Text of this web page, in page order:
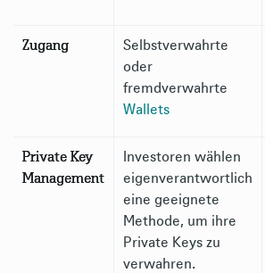
Zugang
Selbstverwahrte
oder
fremdverwahrte
Wallets
Private Key
Management
Investoren wählen
eigenverantwortlich
eine geeignete
Methode, um ihre
Private Keys zu
verwahren.